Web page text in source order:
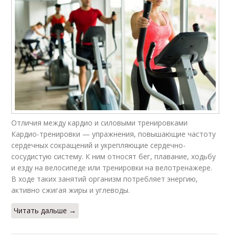
Отличия между кардио и силовыми тренировками
Кардио-тренировки — упражнения, повышающие частоту
сердечных сокращений и укрепляющие сердечно-
сосудистую систему. К ним относят бег, плавание, ходьбу
и езду на велосипеде или тренировки на велотренажере.
В ходе таких занятий организм потребляет энергию,
активно сжигая жиры и углеводы.
Читать дальше →